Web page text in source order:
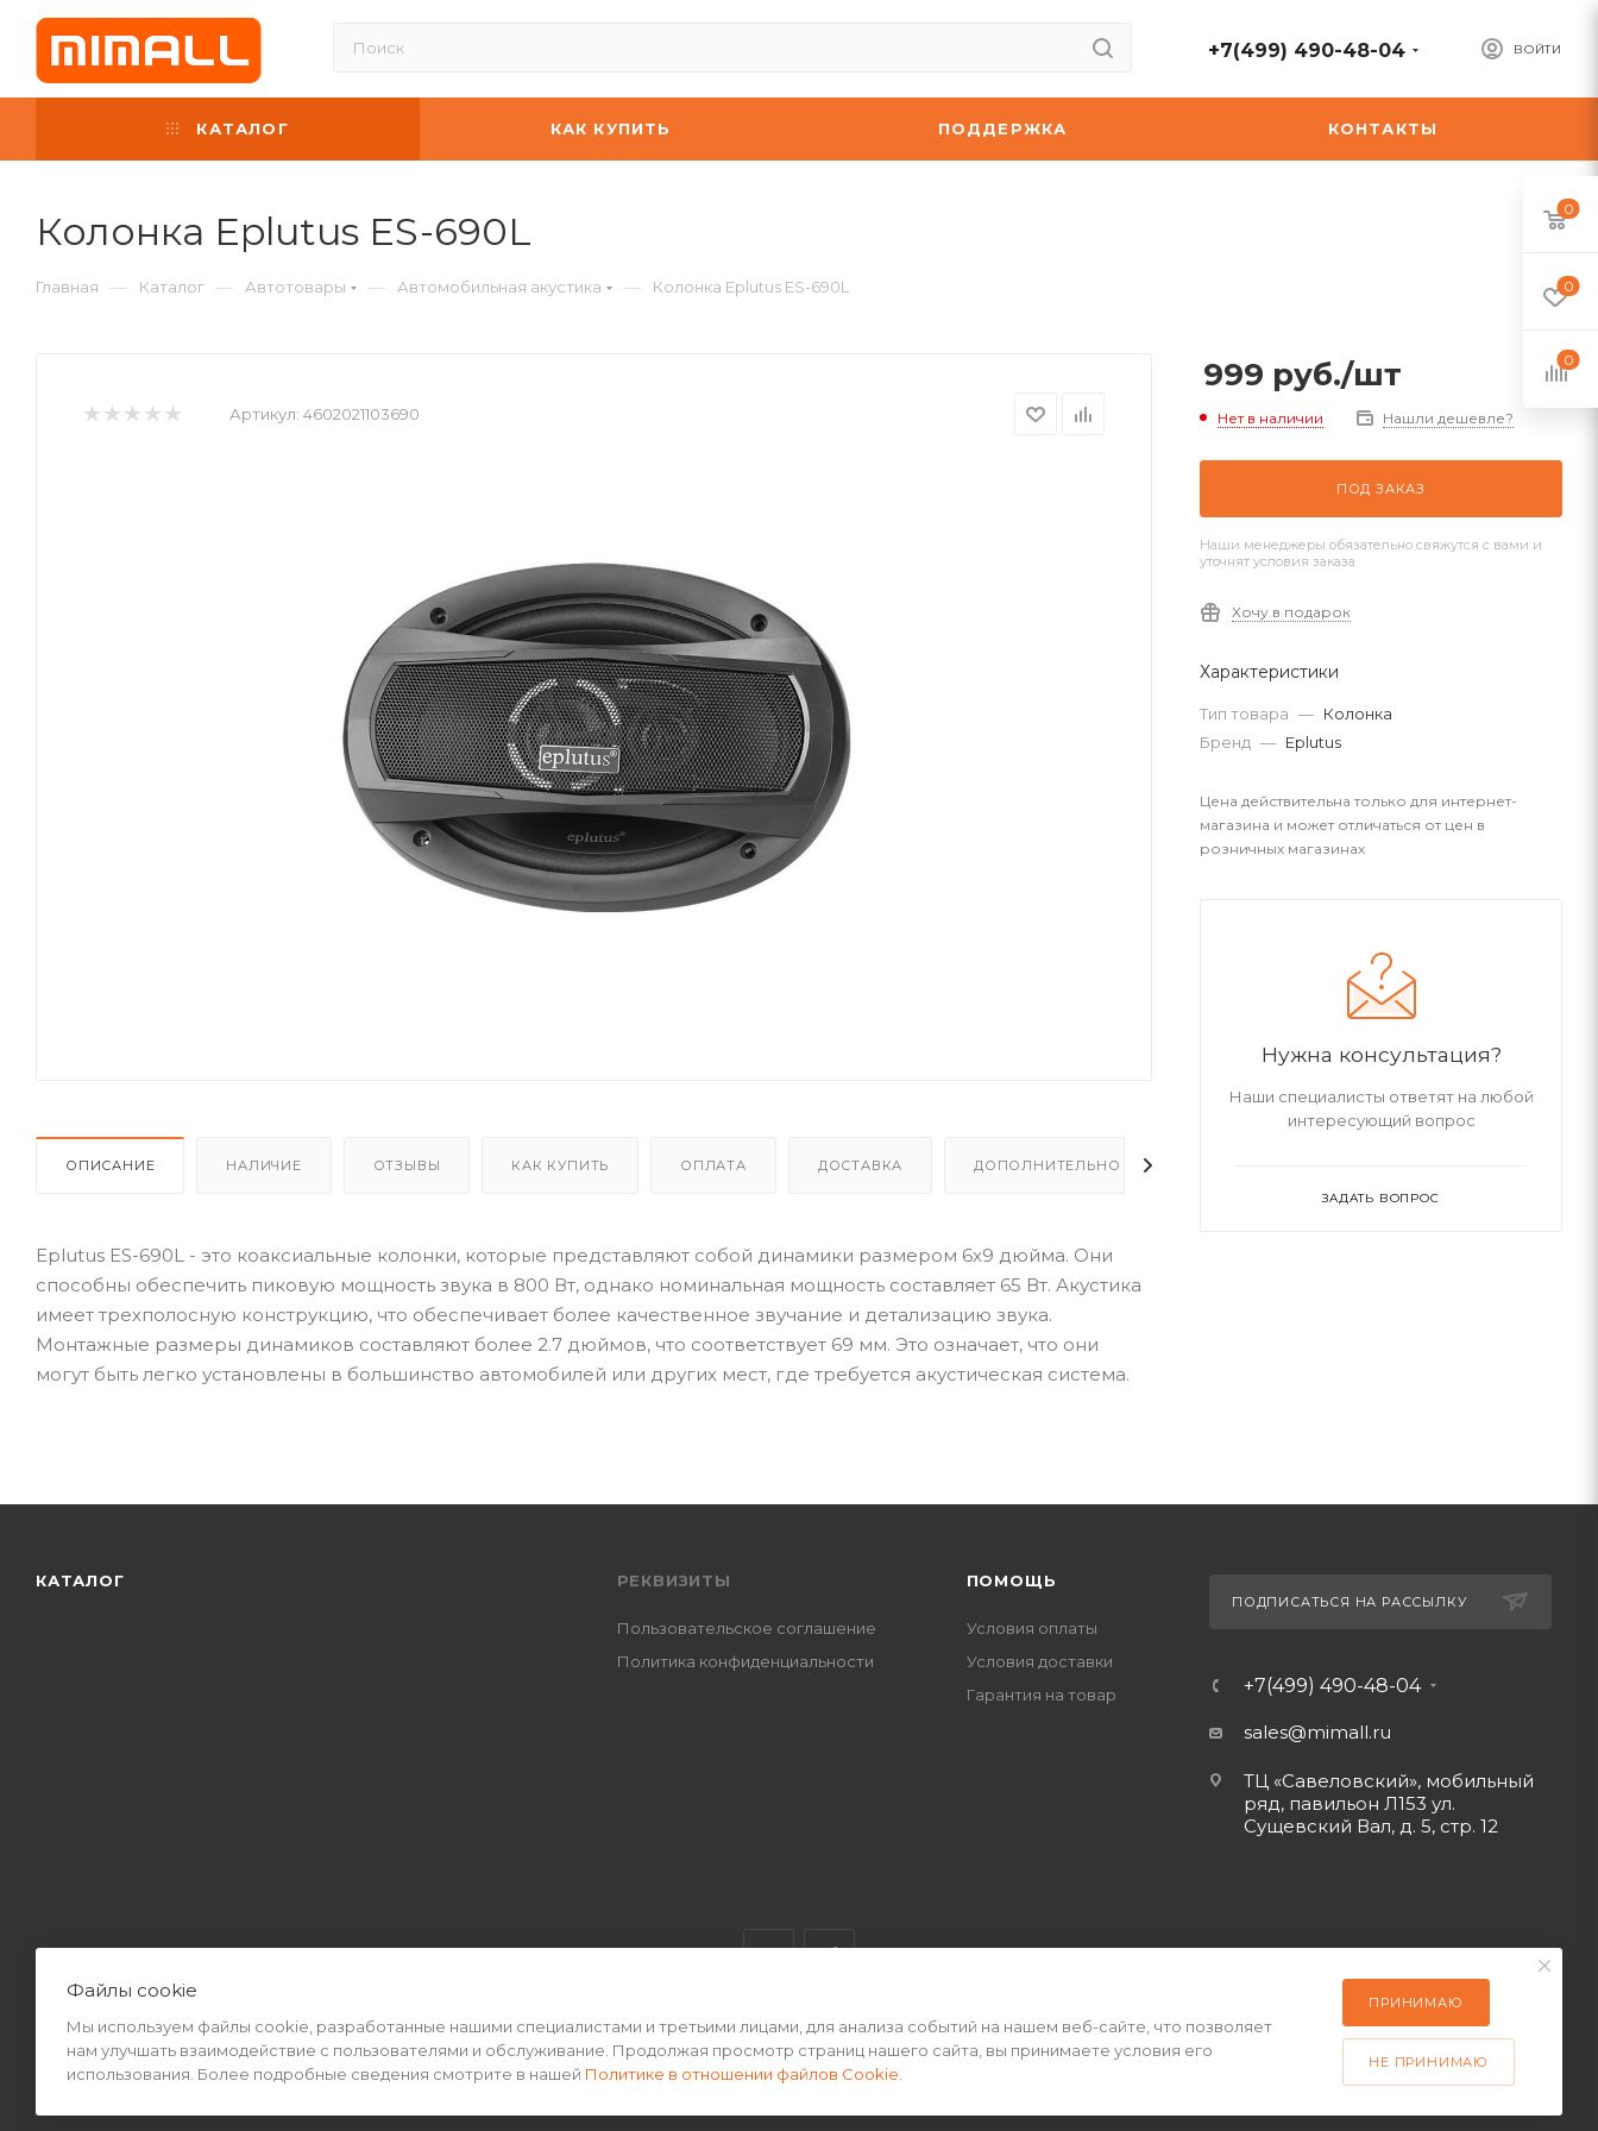
ВОЙТИ
+7(499) 490-48-04
КАТАЛОГ КАК КУПИТЬ ПОДДЕРЖКА КОНТАКТЫ
Колонка Eplutus ES-690L
Главная — Каталог — Автотовары — Автомобильная акустика — Колонка Eplutus ES-690L
Артикул: 4602021103690
ОПИСАНИЕ НАЛИЧИЕ ОТЗЫВЫ КАК КУПИТЬ ОПЛАТА ДОСТАВКА ДОПОЛНИТЕЛЬНО
Eplutus ES-690L - это коаксиальные колонки, которые представляют собой динамики размером 6х9 дюйма. Они
способны обеспечить пиковую мощность звука в 800 Вт, однако номинальная мощность составляет 65 Вт. Акустика
имеет трехполосную конструкцию, что обеспечивает более качественное звучание и детализацию звука.
Монтажные размеры динамиков составляют более 2.7 дюймов, что соответствует 69 мм. Это означает, что они
могут быть легко установлены в большинство автомобилей или других мест, где требуется акустическая система.
999 руб./шт
Нет в наличии Нашли дешевле?
ПОД ЗАКАЗ
Наши менеджеры обязательно свяжутся с вами и
уточнят условия заказа
Хочу в подарок
Характеристики
Тип товара — Колонка
Бренд — Eplutus
Цена действительна только для интернет-
магазина и может отличаться от цен в
розничных магазинах
Нужна консультация?
Наши специалисты ответят на любой
интересующий вопрос
ЗАДАТЬ ВОПРОС
КАТАЛОГ РЕКВИЗИТЫ
Пользовательское соглашение
Политика конфиденциальности
ПОМОЩЬ
Условия оплаты
Условия доставки
Гарантия на товар
ПОДПИСАТЬСЯ НА РАССЫЛКУ
+7(499) 490-48-04
sales@mimall.ru
ТЦ «Савеловский», мобильный
ряд, павильон Л153 ул.
Сущевский Вал, д. 5, стр. 12
2026 © Интернет-магазин MiMall® • Не является публичной офертой • 2026 г.
0
0
0
Файлы cookie
Мы используем файлы cookie, разработанные нашими специалистами и третьими лицами, для анализа событий на нашем веб-сайте, что позволяет
нам улучшать взаимодействие с пользователями и обслуживание. Продолжая просмотр страниц нашего сайта, вы принимаете условия его
использования. Более подробные сведения смотрите в нашей Политике в отношении файлов Cookie
ПРИНИМАЮ
НЕ ПРИНИМАЮ